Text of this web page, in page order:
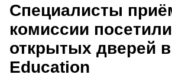
Часто задаваемые вопросы
Как выбрать профессию
Специалисты
комиссии
открытых дверей
Education